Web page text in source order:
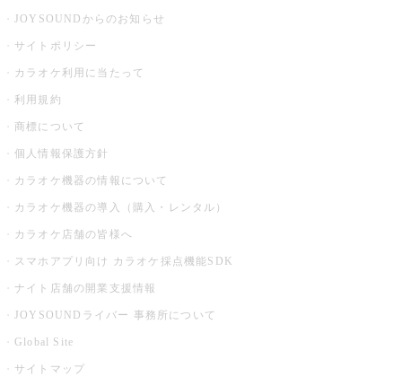
JOYSOUNDからのお知らせ
サイトポリシー
カラオケ利用に当たって
利用規約
商標について
個人情報保護方針
カラオケ機器の情報について
カラオケ機器の導入（購入・レンタル）
カラオケ店舗の皆様へ
スマホアプリ向け カラオケ採点機能SDK
ナイト店舗の開業支援情報
JOYSOUNDライバー 事務所について
Global Site
サイトマップ